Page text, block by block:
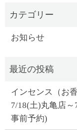
お知らせ
インセンス（お
7/18(土)丸亀店
事前予約)